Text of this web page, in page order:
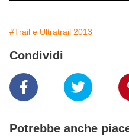
#Trail e Ultratrail 2013
Condividi
Potrebbe anche